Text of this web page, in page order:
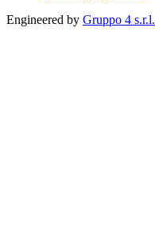
Engineered by Gruppo 4 s.r.l.